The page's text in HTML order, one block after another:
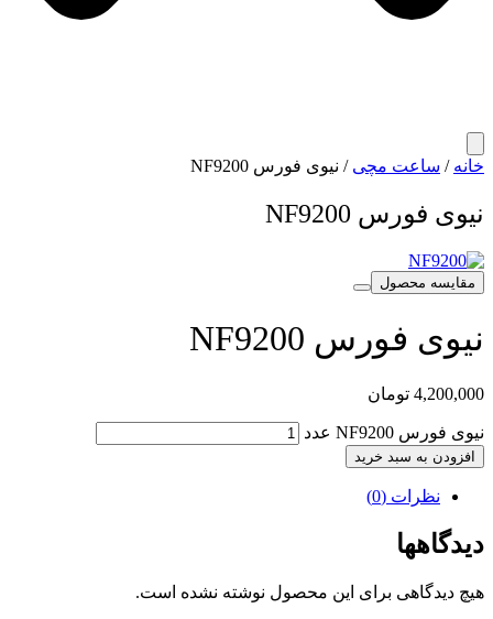
خانه / ساعت مچی / نیوی فورس NF9200
نیوی فورس NF9200
مقایسه محصول
نیوی فورس NF9200
4,200,000 تومان
نیوی فورس NF9200 عدد
افزودن به سبد خرید
نظرات (0)
دیدگاهها
هیچ دیدگاهی برای این محصول نوشته نشده است.